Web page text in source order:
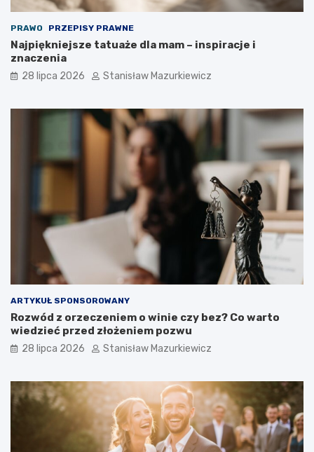
PRAWO PRZEPISY PRAWNE
Najpiękniejsze tatuaże dla mam – inspiracje i
znaczenia
28 lipca 2026 Stanisław Mazurkiewicz
ARTYKUŁ SPONSOROWANY
Rozwód z orzeczeniem o winie czy bez? Co warto
wiedzieć przed złożeniem pozwu
28 lipca 2026 Stanisław Mazurkiewicz